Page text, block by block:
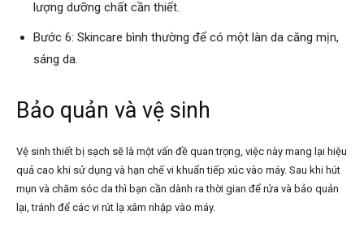
lượng dưỡng chất cần thiết.
Bước 6: Skincare bình thường để có một làn da căng mịn,
sáng da.
Bảo quản và vệ sinh
Vệ sinh thiết bị sạch sẽ là một vấn đề quan trọng, việc này mang lại hiệu
quả cao khi sử dụng và hạn chế vi khuẩn tiếp xúc vào máy. Sau khi hút
mụn và chăm sóc da thì bạn cần dành ra thời gian để rửa và bảo quản
lại, tránh để các vi rút lạ xâm nhập vào máy.